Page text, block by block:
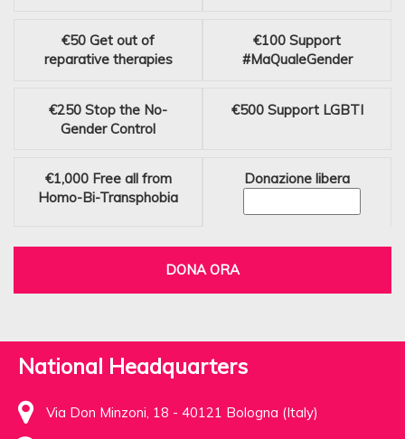
€50 Get out of
reparative therapies
€100 Support
#MaQualeGender
€250 Stop the No-
Gender Control
€500 Support LGBTI
€1,000 Free all from
Homo-Bi-Transphobia
Donazione libera
DONA ORA
National Headquarters
Via Don Minzoni, 18 - 40121 Bologna (Italy)